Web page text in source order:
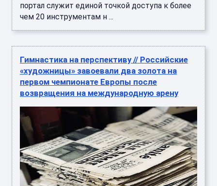
портал служит единой точкой доступа к более
чем 20 инструментам н ...
Гимнастика на перспективу // Российские
«художницы» завоевали два золота на
первом чемпионате Европы после
возвращения на международную арену